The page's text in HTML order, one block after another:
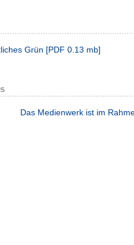
Grün [PDF 0.13 mb]
Das Medienwerk ist im